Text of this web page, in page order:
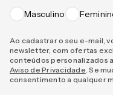
Masculino
Ao cadastrar o seu e-mail,
newsletter, com ofertas
conteúdos personalizados
Aviso de Privacidade . Se
consentimento a qualquer